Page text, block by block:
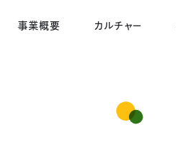
事業概要 カルチャー